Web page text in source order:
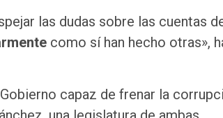
las dudas sobre las cuentas
como sí han hecho otras»,
capaz de frenar la